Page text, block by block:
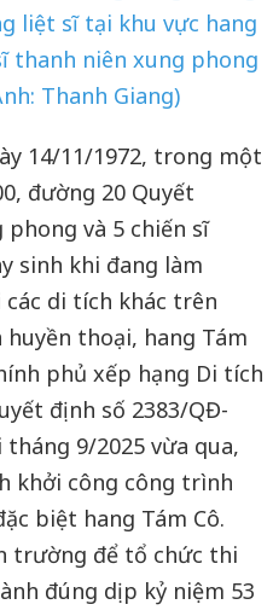
liệt sĩ tại khu vực hang
thanh niên xung phong
Thanh Giang)
14/11/1972, trong một
đường 20 Quyết
và 5 chiến sĩ
sinh khi đang làm
các di tích khác trên
thoại, hang Tám
phủ xếp hạng Di tích
định số 2383/QĐ-
tháng 9/2025 vừa qua,
khởi công công trình
biệt hang Tám Cô.
trường để tổ chức thi
đúng dịp kỷ niệm 53